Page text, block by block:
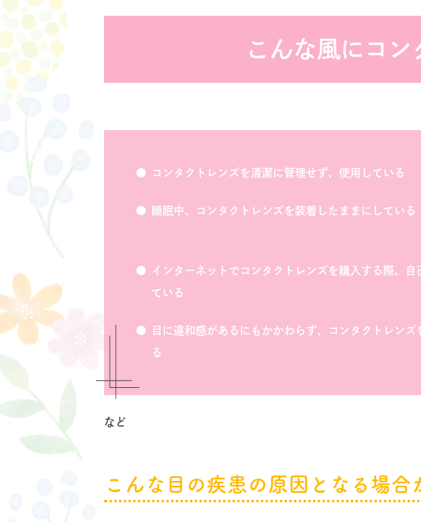
こんな風にコ
コンタクトレンズを清潔に管理せず、使用している
睡眠中、コンタクトレンズを装着したままにしている
インターネットでコンタクトレンズを購入する際、自
ている
目に違和感があるにもかかわらず、コンタクトレンズ
る
など
こんな目の疾患の原因となる場合